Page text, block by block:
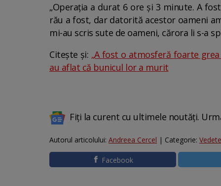
„Operația a durat 6 ore și 3 minute. A
rău a fost, dar datorită acestor oameni
mi-au scris sute de oameni, cărora li s-a
Citește și: „A fost o atmosferă foarte
au aflat că bunicul lor a murit
Fiți la curent cu ultimele noutăți.
Autorul articolului: Andreea Cercel | Categorie: Vedete
Facebook